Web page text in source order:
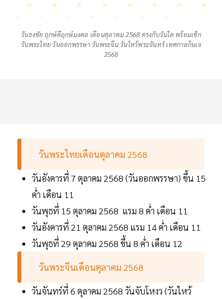
วันธงชัย ฤกษ์ดีฤกษ์มงคล เดือนตุลาคม 2568 ตรงกับวันใด พร้อมเช็ก
วันพระไทย วันออกพรรษา วันพระจีน วันไหว้พระจันทร์ เทศกาลกินเจ
2568
วันพระไทยเดือนตุลาคม 2568
วันอังคารที่ 7 ตุลาคม 2568 (วันออกพรรษา) ขึ้น 15
ค่ำ เดือน 11
วันพุธที่ 15 ตุลาคม 2568 แรม 8 ค่ำ เดือน 11
วันอังคารที่ 21 ตุลาคม 2568 แรม 14 ค่ำ เดือน 11
วันพุธที่ 29 ตุลาคม 2568 ขึ้น 8 ค่ำ เดือน 12
วันพระจีนเดือนตุลาคม 2568
วันจันทร์ที่ 6 ตุลาคม 2568 วันจับโหงว (วันไหว้